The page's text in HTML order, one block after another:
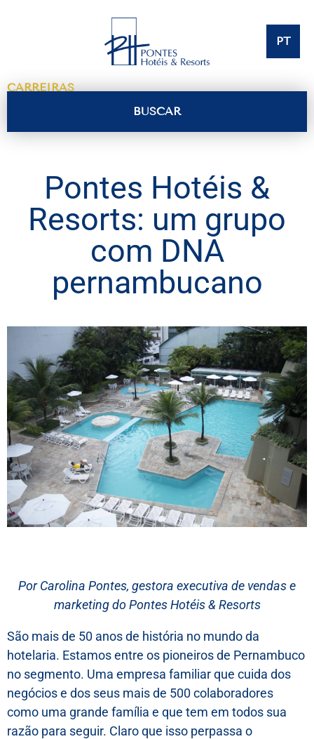
BUSCAR
CARREIRAS
PT
Pontes Hotéis &
Resorts: um grupo
com DNA
pernambucano
Por Carolina Pontes, gestora executiva de vendas e
marketing do Pontes Hotéis & Resorts
São mais de 50 anos de história no mundo da
hotelaria. Estamos entre os pioneiros de Pernambuco
no segmento. Uma empresa familiar que cuida dos
negócios e dos seus mais de 500 colaboradores
como uma grande família e que tem em todos sua
razão para seguir. Claro que isso perpassa o